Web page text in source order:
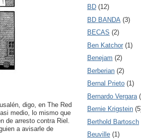
digo, en The Red
medio, lo mismo que
de arresto contra Riel.
a avisarle de
BD (12)
BD BANDA (3)
BECAS (2)
Ben Katchor (1)
Benejam (2)
Berberian (2)
Bernal Prieto (1)
Bernardo Vergara
Bernie Krigstein
Berthold Bartosch
Beuville (1)